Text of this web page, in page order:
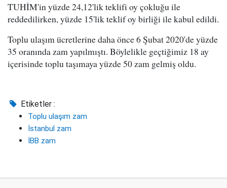
TUHİM'in yüzde 24,12'lik teklifi oy çokluğu ile
reddedilirken, yüzde 15'lik teklif oy birliği ile kabul edildi.
Toplu ulaşım ücretlerine daha önce 6 Şubat 2020'de yüzde
35 oranında zam yapılmıştı. Böylelikle geçtiğimiz 18 ay
içerisinde toplu taşımaya yüzde 50 zam gelmiş oldu.
Etiketler :
Toplu ulaşım zam
İstanbul zam
İBB zam